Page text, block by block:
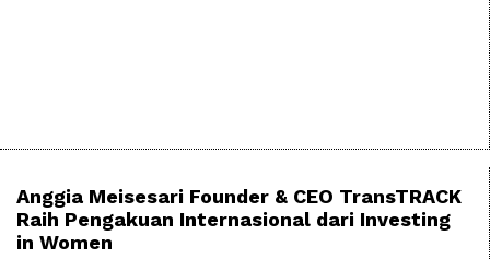
Anggia Meisesari Founder & CEO TransTRACK
Raih Pengakuan Internasional dari Investing
in Women